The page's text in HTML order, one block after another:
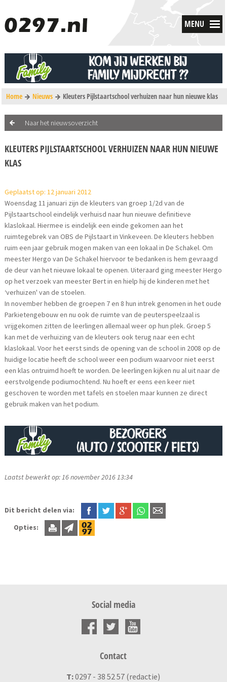
MENU
Home Nieuws Kleuters Pijlstaartschool verhuizen naar hun nieuwe klas
Naar het nieuwsoverzicht
KLEUTERS PIJLSTAARTSCHOOL VERHUIZEN NAAR HUN NIEUWE
KLAS
Geplaatst op: 12 januari 2012
Woensdag 11 januari zijn de kleuters van groep 1/2d van de
Pijlstaartschool eindelijk verhuisd naar hun nieuwe definitieve
klaslokaal. Hiermee is eindelijk een einde gekomen aan het
ruimtegebrek van OBS de Pijlstaart in Vinkeveen. De kleuters hebben
ruim een jaar gebruik mogen maken van een lokaal in De Schakel. Om
meester Hergo van De Schakel hiervoor te bedanken is hem gevraagd
de deur van het nieuwe lokaal te openen. Uiteraard ging meester Hergo
op het verzoek van meester Bert in en hielp hij de kinderen met het
‘verhuizen' van de stoelen.
In november hebben de groepen 7 en 8 hun intrek genomen in het oude
Parkietengebouw en nu ook de ruimte van de peuterspeelzaal is
vrijgekomen zitten de leerlingen allemaal weer op hun plek. Groep 5
kan met de verhuizing van de kleuters ook terug naar een echt
klaslokaal. Voor het eerst sinds de opening van de school in 2008 op de
huidige locatie heeft de school weer een podium waarvoor niet eerst
een klas ontruimd hoeft te worden. De leerlingen kijken nu al uit naar de
eerstvolgende podiumochtend. Nu hoeft er eens een keer niet
geschoven te worden met tafels en stoelen maar kunnen ze direct
gebruik maken van het podium.
Laatst bewerkt op: 16 november 2016 13:34
Dit bericht delen via:
Opties:
Social media
Contact
T:0297 - 38 52 57 (redactie)